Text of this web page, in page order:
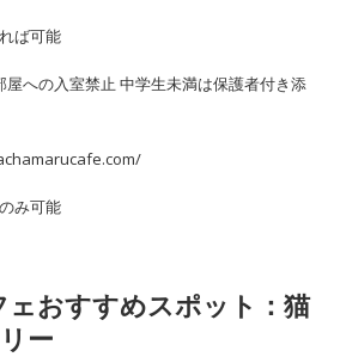
ば可能
への入室禁止 中学生未満は保護者付き添
み可能
おすすめスポット：猫
ー